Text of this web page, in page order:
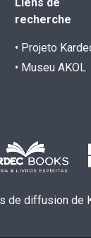
recherche
• Projeto
• Museu AKOL
de diffusion de